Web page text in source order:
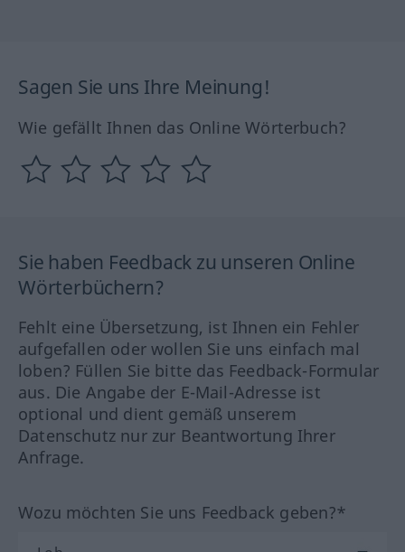
Sagen Sie uns Ihre Meinung!
Wie gefällt Ihnen das Online Wörterbuch?
Sie haben Feedback zu unseren Online
Wörterbüchern?
Fehlt eine Übersetzung, ist Ihnen ein Fehler
aufgefallen oder wollen Sie uns einfach mal
loben? Füllen Sie bitte das Feedback-Formular
aus. Die Angabe der E-Mail-Adresse ist
optional und dient gemäß unserem
Datenschutz nur zur Beantwortung Ihrer
Anfrage.
Wozu möchten Sie uns Feedback geben?*